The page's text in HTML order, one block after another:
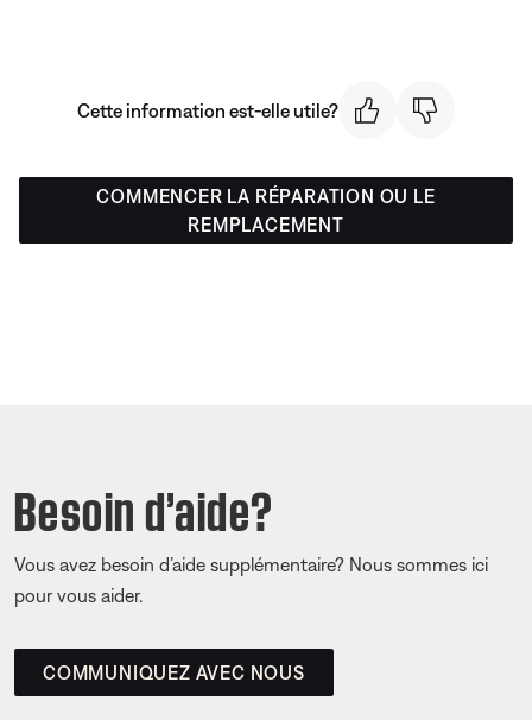
Cette information est-elle utile?
COMMENCER LA RÉPARATION OU LE
REMPLACEMENT
Besoin d’aide?
Vous avez besoin d’aide supplémentaire? Nous sommes ici
pour vous aider.
COMMUNIQUEZ AVEC NOUS